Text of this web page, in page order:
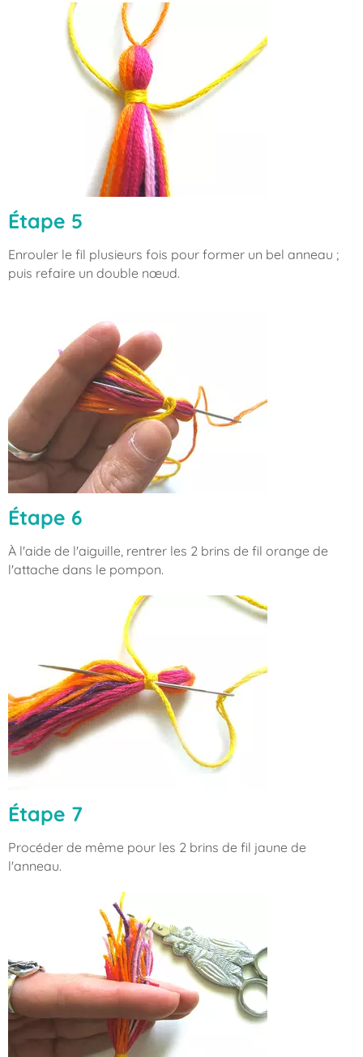
Étape 5
Enrouler le fil plusieurs fois pour former un bel anneau ;
puis refaire un double nœud.
Étape 6
À l'aide de l'aiguille, rentrer les 2 brins de fil orange de
l'attache dans le pompon.
Étape 7
Procéder de même pour les 2 brins de fil jaune de
l'anneau.